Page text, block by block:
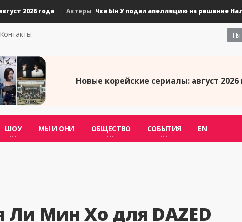
2026 года Актеры Чха Ын У подал апелляцию на решение
Контакты
Новые корейские сериалы: август 2026
ШОУ МЫ И ОНИ ОБЩЕСТВО СОБЫТИЯ EN
Ли Мин Хо для DAZED